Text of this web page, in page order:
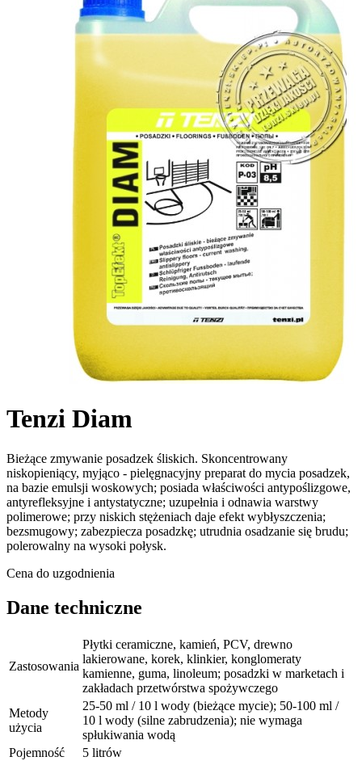
Tenzi Diam
Bieżące zmywanie posadzek śliskich. Skoncentrowany
niskopieniący, myjąco - pielęgnacyjny preparat do mycia posadzek,
na bazie emulsji woskowych; posiada właściwości antypoślizgowe,
antyrefleksyjne i antystatyczne; uzupełnia i odnawia warstwy
polimerowe; przy niskich stężeniach daje efekt wybłyszczenia;
bezsmugowy; zabezpiecza posadzkę; utrudnia osadzanie się brudu;
polerowalny na wysoki połysk.
Cena do uzgodnienia
Dane techniczne
Zastosowania
Płytki ceramiczne, kamień, PCV, drewno
lakierowane, korek, klinkier, konglomeraty
kamienne, guma, linoleum; posadzki w marketach i
zakładach przetwórstwa spożywczego
Metody
użycia
25-50 ml / 10 l wody (bieżące mycie); 50-100 ml /
10 l wody (silne zabrudzenia); nie wymaga
spłukiwania wodą
Pojemność
5 litrów